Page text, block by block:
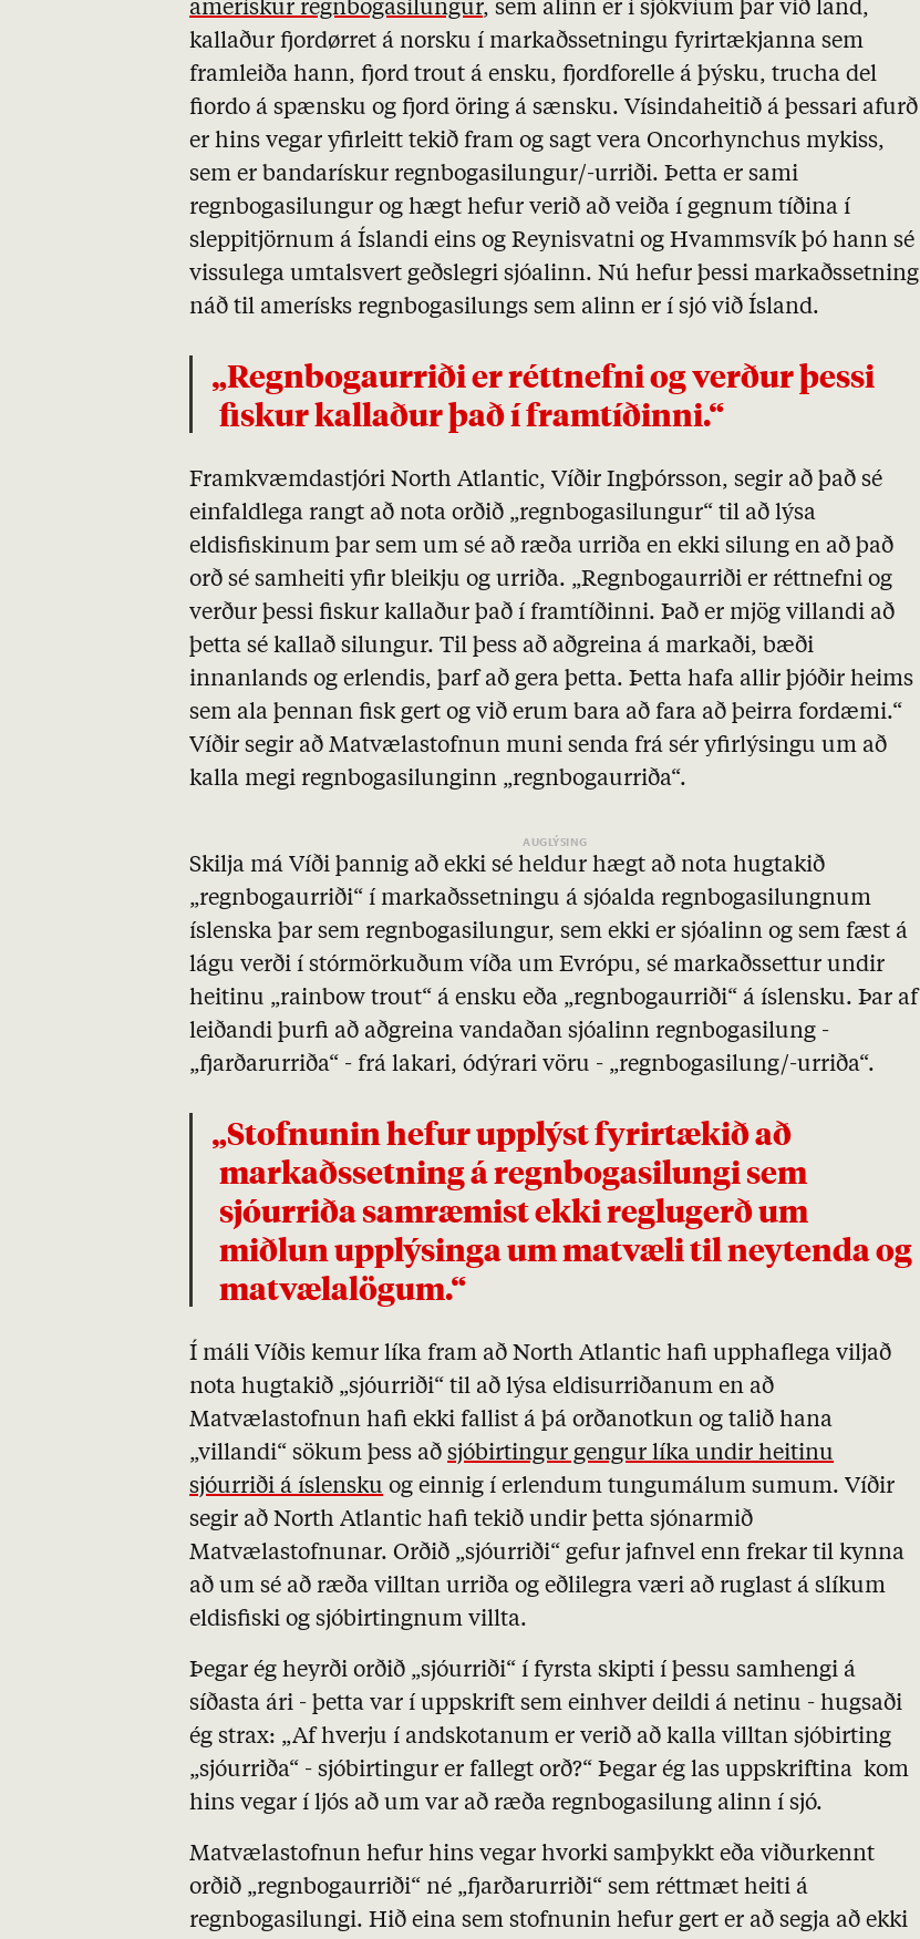
amerískur regnbogasilungur, sem alinn er í sjókvíum þar við land,
kallaður fjordørret á norsku í markaðssetningu fyrirtækjanna sem
framleiða hann, fjord trout á ensku, fjordforelle á þýsku, trucha del
fiordo á spænsku og fjord öring á sænsku. Vísindaheitið á þessari afurð
er hins vegar yfirleitt tekið fram og sagt vera Oncorhynchus mykiss,
sem er bandarískur regnbogasilungur/-urriði. Þetta er sami
regnbogasilungur og hægt hefur verið að veiða í gegnum tíðina í
sleppitjörnum á Íslandi eins og Reynisvatni og Hvammsvík þó hann sé
vissulega umtalsvert geðslegri sjóalinn. Nú hefur þessi markaðssetning
náð til amerísks regnbogasilungs sem alinn er í sjó við Ísland.
„Regnbogaurriði er réttnefni og verður þessi
fiskur kallaður það í framtíðinni.“
Framkvæmdastjóri North Atlantic, Víðir Ingþórsson, segir að það sé
einfaldlega rangt að nota orðið „regnbogasilungur“ til að lýsa
eldisfiskinum þar sem um sé að ræða urriða en ekki silung en að það
orð sé samheiti yfir bleikju og urriða. „Regnbogaurriði er réttnefni og
verður þessi fiskur kallaður það í framtíðinni. Það er mjög villandi að
þetta sé kallað silungur. Til þess að aðgreina á markaði, bæði
innanlands og erlendis, þarf að gera þetta. Þetta hafa allir þjóðir heims
sem ala þennan fisk gert og við erum bara að fara að þeirra fordæmi.“
Víðir segir að Matvælastofnun muni senda frá sér yfirlýsingu um að
kalla megi regnbogasilunginn „regnbogaurriða“.
Skilja má Víði þannig að ekki sé heldur hægt að nota hugtakið
„regnbogaurriði“ í markaðssetningu á sjóalda regnbogasilungnum
íslenska þar sem regnbogasilungur, sem ekki er sjóalinn og sem fæst á
lágu verði í stórmörkuðum víða um Evrópu, sé markaðssettur undir
heitinu „rainbow trout“ á ensku eða „regnbogaurriði“ á íslensku. Þar af
leiðandi þurfi að aðgreina vandaðan sjóalinn regnbogasilung -
„fjarðarurriða“ - frá lakari, ódýrari vöru - „regnbogasilung/-urriða“.
„Stofnunin hefur upplýst fyrirtækið að
markaðssetning á regnbogasilungi sem
sjóurriða samræmist ekki reglugerð um
miðlun upplýsinga um matvæli til neytenda og
matvælalögum.“
Í máli Víðis kemur líka fram að North Atlantic hafi upphaflega viljað
nota hugtakið „sjóurriði“ til að lýsa eldisurriðanum en að
Matvælastofnun hafi ekki fallist á þá orðanotkun og talið hana
„villandi“ sökum þess aðsjóbirtingur gengur líka undir heitinu
sjóurriði á íslensku og einnig í erlendum tungumálum sumum. Víðir
segir að North Atlantic hafi tekið undir þetta sjónarmið
Matvælastofnunar. Orðið „sjóurriði“ gefur jafnvel enn frekar til kynna
að um sé að ræða villtan urriða og eðlilegra væri að ruglast á slíkum
eldisfiski og sjóbirtingnum villta.
Þegar ég heyrði orðið „sjóurriði“ í fyrsta skipti í þessu samhengi á
síðasta ári - þetta var í uppskrift sem einhver deildi á netinu - hugsaði
ég strax: „Af hverju í andskotanum er verið að kalla villtan sjóbirting
„sjóurriða“ - sjóbirtingur er fallegt orð?“ Þegar ég las uppskriftina kom
hins vegar í ljós að um var að ræða regnbogasilung alinn í sjó.
Matvælastofnun hefur hins vegar hvorki samþykkt eða viðurkennt
orðið „regnbogaurriði“ né „fjarðarurriði“ sem réttmæt heiti á
regnbogasilungi. Hið eina sem stofnunin hefur gert er að segja að ekki